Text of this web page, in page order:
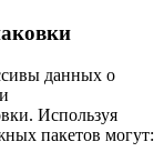
данных о
Используя
пакетов могут: